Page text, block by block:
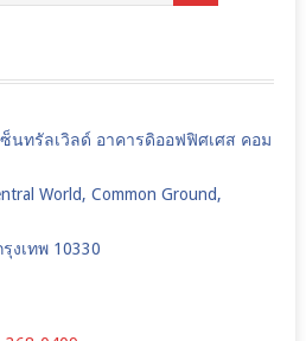
ซ็นทรัลเวิลด์ อาคารดิออฟฟิศเศส คอม
World, Common Ground,
งเทพ 10330